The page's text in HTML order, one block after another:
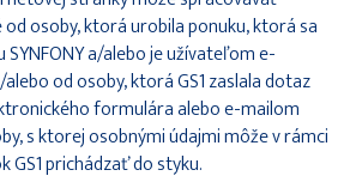
osoby, ktorá urobila ponuku, ktorá sa
a/alebo je užívateľom e-
od osoby, ktorá GS1 zaslala dotaz
formulára alebo e-mailom
s ktorej osobnými údajmi môže v rámci
prichádzať do styku.